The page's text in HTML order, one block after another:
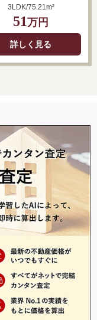
3LDK/75.21m²
51万円
詳しく見る